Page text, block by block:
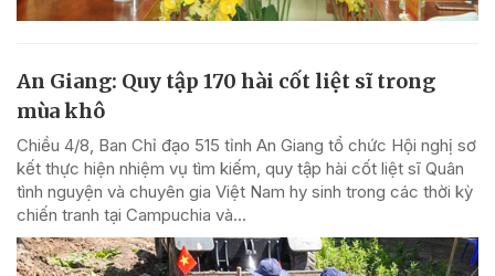
An Giang: Quy tập 170 hài cốt liệt sĩ trong
mùa khô
Chiều 4/8, Ban Chỉ đạo 515 tỉnh An Giang tổ chức Hội nghị sơ
kết thực hiện nhiệm vụ tìm kiếm, quy tập hài cốt liệt sĩ Quân
tình nguyện và chuyên gia Việt Nam hy sinh trong các thời kỳ
chiến tranh tại Campuchia và...